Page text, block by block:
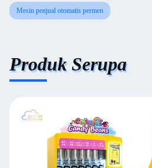
Mesin penjual otomatis permen
Produk Serupa